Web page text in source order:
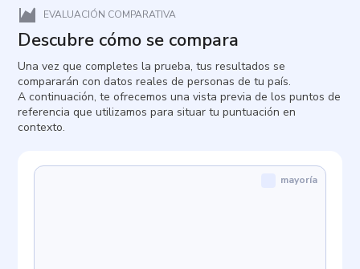
EVALUACIÓN COMPARATIVA
Descubre cómo se compara
Una vez que completes la prueba, tus resultados se
compararán con datos reales de personas de tu país.
A continuación, te ofrecemos una vista previa de los puntos de
referencia que utilizamos para situar tu puntuación en
contexto.
mayoría